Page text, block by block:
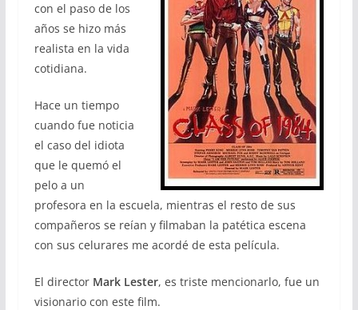
con el paso de los
años se hizo más
realista en la vida
cotidiana.
Hace un tiempo
cuando fue noticia
el caso del idiota
que le quemó el
pelo a un
profesora en la escuela, mientras el resto de sus
compañeros se reían y filmaban la patética escena
con sus celurares me acordé de esta película.
El director Mark Lester, es triste mencionarlo, fue un
visionario con este film.